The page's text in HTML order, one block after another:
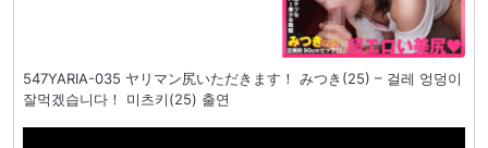
547YARIA-035 ヤリマン尻いただきます！ みつき(25) – 걸레 엉덩이
잘먹겠습니다！ 미츠키(25) 출연